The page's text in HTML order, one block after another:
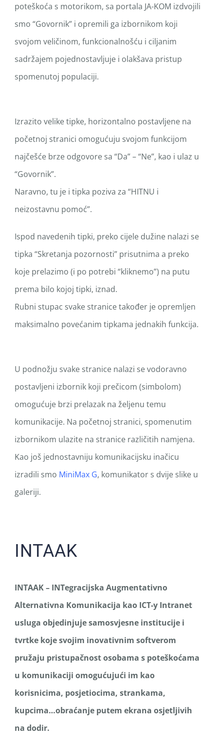
poteškoća s motorikom, sa portala JA-KOM izdvojili
smo “Govornik” i opremili ga izbornikom koji
svojom veličinom, funkcionalnošću i ciljanim
sadržajem pojednostavljuje i olakšava pristup
spomenutoj populaciji.
Izrazito velike tipke, horizontalno postavljene na
početnoj stranici omogućuju svojom funkcijom
najčešće brze odgovore sa “Da” – “Ne”, kao i ulaz u
“Govornik”.
Naravno, tu je i tipka poziva za “HITNU i
neizostavnu pomoć”.
Ispod navedenih tipki, preko cijele dužine nalazi se
tipka “Skretanja pozornosti” prisutnima a preko
koje prelazimo (i po potrebi “kliknemo”) na putu
prema bilo kojoj tipki, iznad.
Rubni stupac svake stranice također je opremljen
maksimalno povećanim tipkama jednakih funkcija.
U podnožju svake stranice nalazi se vodoravno
postavljeni izbornik koji prečicom (simbolom)
omogućuje brzi prelazak na željenu temu
komunikacije. Na početnoj stranici, spomenutim
izbornikom ulazite na stranice različitih namjena.
Kao još jednostavniju komunikacijsku inačicu
izradili smo MiniMax G, komunikator s dvije slike u
galeriji.
INTAAK
INTAAK – INTegracijska Augmentativno
Alternativna Komunikacija kao ICT-y Intranet
usluga objedinjuje samosvjesne institucije i
tvrtke koje svojim inovativnim softverom
pružaju pristupačnost osobama s poteškoćama
u komunikaciji omogućujući im kao
korisnicima, posjetiocima, strankama,
kupcima…obraćanje putem ekrana osjetljivih
na dodir.